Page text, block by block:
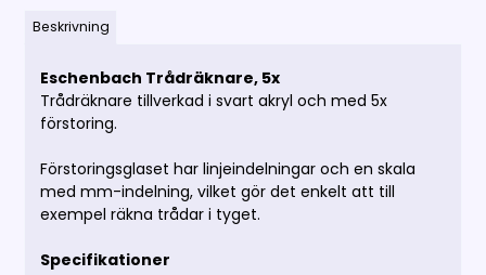
Beskrivning
Eschenbach Trådräknare, 5x
Trådräknare tillverkad i svart akryl och med 5x
förstoring.
Förstoringsglaset har linjeindelningar och en skala
med mm-indelning, vilket gör det enkelt att till
exempel räkna trådar i tyget.
Specifikationer